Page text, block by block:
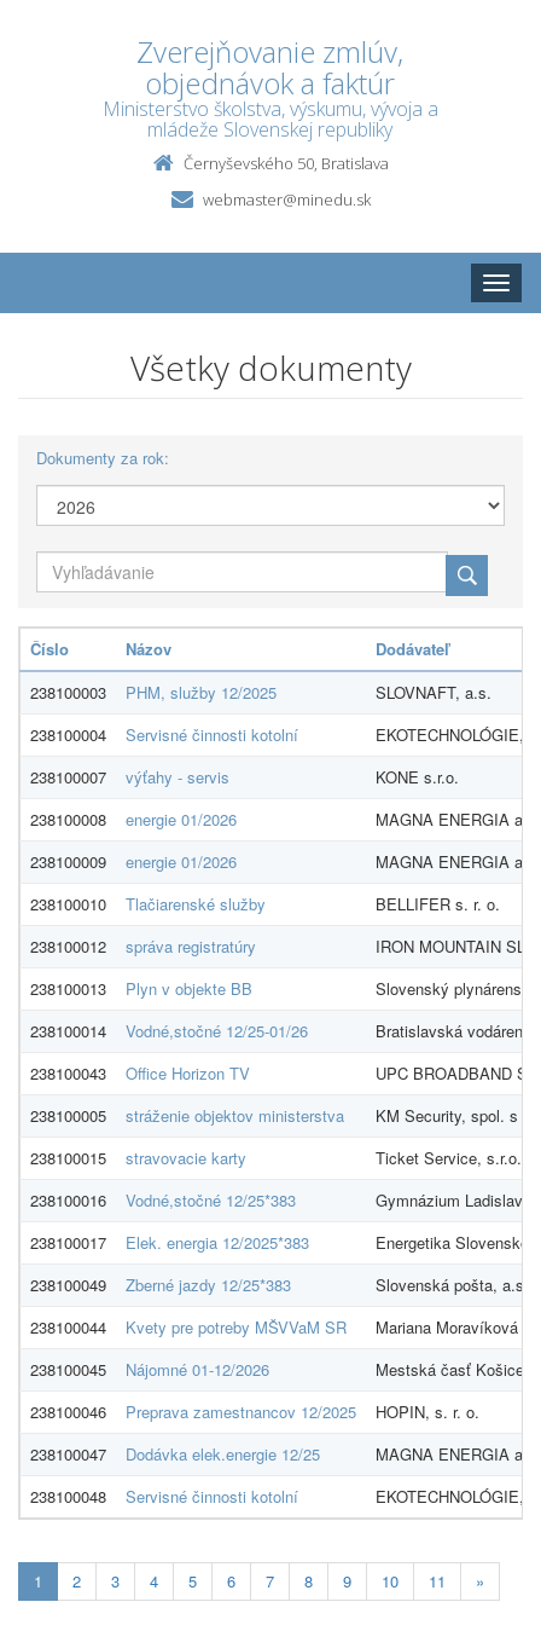
Zverejňovanie zmlúv,
objednávok a faktúr
Ministerstvo školstva, výskumu, vývoja a
mládeže Slovenskej republiky
Černyševského 50, Bratislava
webmaster@minedu.sk
Toggle
Všetky dokumenty
Dokumenty za rok:
Číslo Názov
Dodávateľ
238100003
PHM, služby 12/2025
SLOVNAFT, a.s.
238100004
Servisné činnosti kotolní
EKOTECHNOLÓGIE,
238100007
výťahy - servis
KONE s.r.o.
238100008
energie 01/2026
MAGNA ENERGIA a.s.
238100009
energie 01/2026
MAGNA ENERGIA a.s.
238100010
Tlačiarenské služby
BELLIFER s. r. o.
238100012
správa registratúry
IRON MOUNTAIN
238100013
Plyn v objekte BB
Slovenský
238100014
Vodné,stočné 12/25-01/26
Bratislavská
238100043
Office Horizon TV
UPC BROADBAND
238100005
stráženie objektov ministerstva
KM Security, spol. s r.
238100015
stravovacie karty
Ticket Service, s.r.o.
238100016
Vodné,stočné 12/25*383
Gymnázium Ladislava
238100017
Elek. energia 12/2025*383
Energetika Slovensko,
238100049
Zberné jazdy 12/25*383
Slovenská pošta, a.s.
238100044
Kvety pre potreby MŠVVaM SR
Mariana Moravíková -
238100045
Nájomné 01-12/2026
Mestská časť Košice-
238100046
Preprava zamestnancov 12/2025
HOPIN, s. r. o.
238100047
Dodávka elek.energie 12/25
MAGNA ENERGIA a.s.
238100048
Servisné činnosti kotolní EKOTECHNOLÓGIE,
1 Aktualna-
stranka
2 3 4 5 6 7 8 9 10 11 »